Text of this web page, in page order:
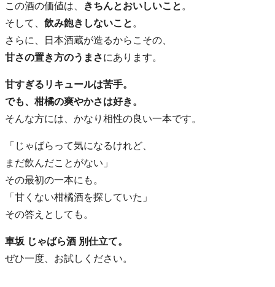
この酒の価値は、 きちんとおいしいこと 。
そして、 飲み飽きしないこと 。
さらに、日本酒蔵が造るからこその、
甘さの置き方のうまさにあります。
甘すぎるリキュールは苦手。
でも、柑橘の爽やかさは好き。
そんな方には、かなり相性の良い一本です。
「じゃばらって気になるけれど、
まだ飲んだことがない」
その最初の一本にも。
「甘くない柑橘酒を探していた」
その答えとしても。
車坂 じゃばら酒 別仕立て。
ぜひ一度、お試しください。